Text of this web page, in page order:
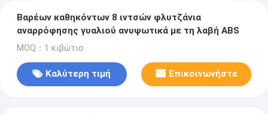
Βαρέων καθηκόντων 8 ιντσών φλυτζάνια
αναρρόφησης γυαλιού ανυψωτικά με τη λαβή ABS
MOQ：1 κιβώτιο
Καλύτερη τιμή Επικοινωνήστε